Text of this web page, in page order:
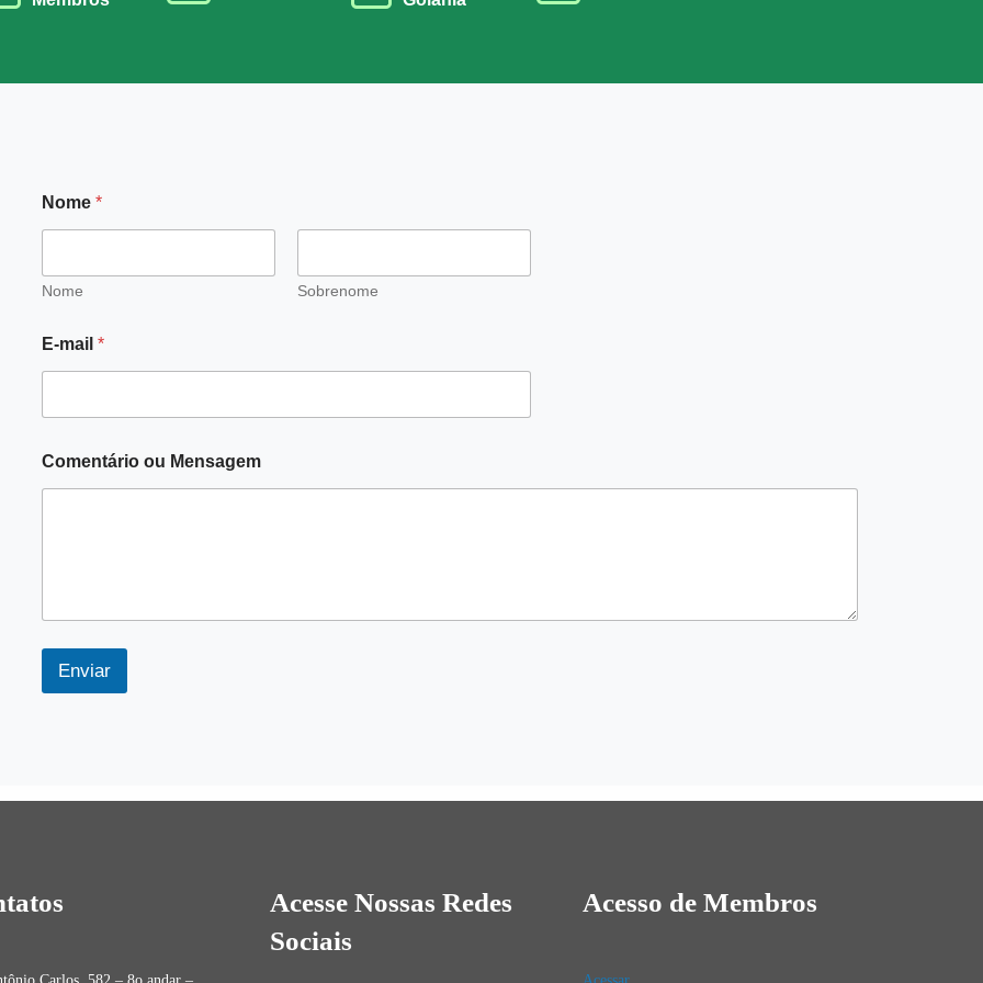
e
n
g
N
o
e
u
Nome *
Nome Sobrenome
E-mail *
Comentário ou Mensagem
Enviar
Acesse Nossas Redes
Sociais
Acesso de Membros